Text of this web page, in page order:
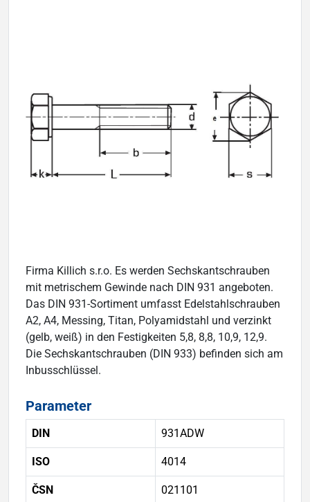
Firma Killich s.r.o. Es werden Sechskantschrauben
mit metrischem Gewinde nach DIN 931 angeboten.
Das DIN 931-Sortiment umfasst Edelstahlschrauben
A2, A4, Messing, Titan, Polyamidstahl und verzinkt
(gelb, weiß) in den Festigkeiten 5,8, 8,8, 10,9, 12,9.
Die Sechskantschrauben (DIN 933) befinden sich am
Inbusschlüssel.
Parameter
DIN 931ADW
ISO 4014
ČSN 021101